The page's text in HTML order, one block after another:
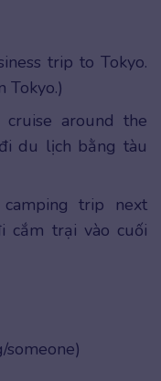
trip to Tokyo.
Tokyo.)
cruise around the
du lịch bằng tàu
trip next
cắm trại vào cuối